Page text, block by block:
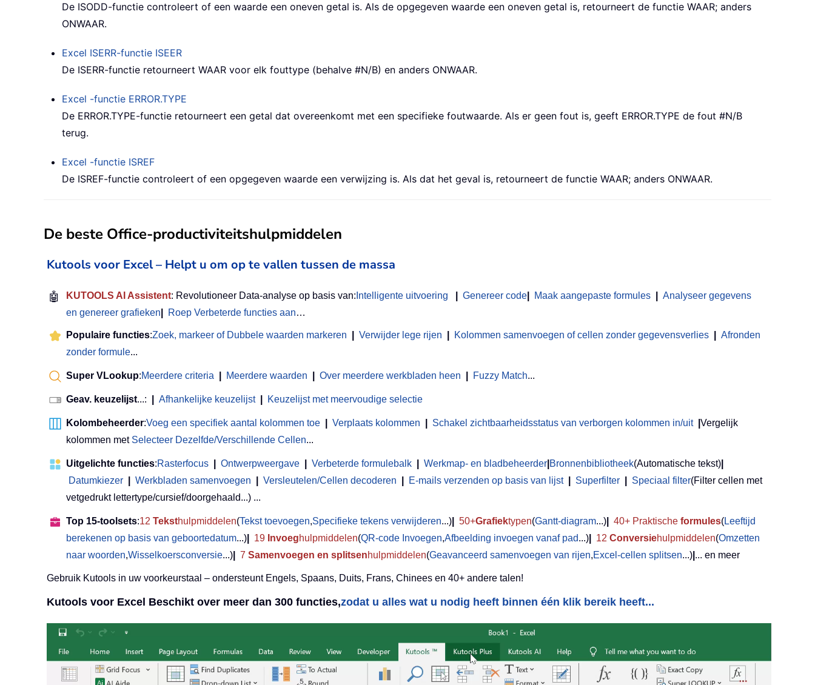
De ISODD-functie controleert of een waarde een oneven getal is. Als de opgegeven waarde een oneven getal is, retourneert de functie WAAR; anders
ONWAAR.
Excel ISERR-functie ISEER
De ISERR-functie retourneert WAAR voor elk fouttype (behalve #N/B) en anders ONWAAR.
Excel -functie ERROR.TYPE
De ERROR.TYPE-functie retourneert een getal dat overeenkomt met een specifieke foutwaarde. Als er geen fout is, geeft ERROR.TYPE de fout #N/B
terug.
Excel -functie ISREF
De ISREF-functie controleert of een opgegeven waarde een verwijzing is. Als dat het geval is, retourneert de functie WAAR; anders ONWAAR.
De beste Office-productiviteitshulpmiddelen
Kutools voor Excel – Helpt u om op te vallen tussen de massa
🤖 KUTOOLS AI Assistent: Revolutioneer Data-analyse op basis van: Intelligente uitvoering Genereer code Maak aangepaste formules
Analyseer gegevens
en genereer grafieken
Roep Verbeterde functies aan…
Populaire functies:Zoek, markeer of Dubbele waarden markeren Verwijder lege rijen Kolommen samenvoegen of cellen zonder gegevensverlies
Afronden
zonder formule...
Super VLookup:Meerdere criteria Meerdere waarden Over meerdere werkbladen heen Fuzzy Match...
Geav. keuzelijst...: Afhankelijke keuzelijst Keuzelijst met meervoudige selectie
Kolombeheerder:Voeg een specifiek aantal kolommen toe Verplaats kolommen Schakel zichtbaarheidsstatus van verborgen kolommen in/uit
Vergelijk
kolommen met Selecteer Dezelfde/Verschillende Cellen...
Uitgelichte functies:Rasterfocus Ontwerpweergave Verbeterde formulebalk Werkmap- en bladbeheerder Bronnenbibliotheek(Automatische tekst)
Datumkiezer
Werkbladen samenvoegen Versleutelen/Cellen decoderen E-mails verzenden op basis van lijst Superfilter Speciaal filter(Filter cellen met
vetgedrukt lettertype/cursief/doorgehaald...) ...
Top 15-toolsets:12 Teksthulpmiddelen(Tekst toevoegen,Specifieke tekens verwijderen...) 50+Grafiektypen(Gantt-diagram...) 40+ Praktische formules(Leeftijd
berekenen op basis van geboortedatum...) 19 Invoeghulpmiddelen(QR-code Invoegen,Afbeelding invoegen vanaf pad...) 12 Conversiehulpmiddelen(Omzetten
naar woorden,Wisselkoersconversie...) 7 Samenvoegen en splitsenhulpmiddelen(Geavanceerd samenvoegen van rijen,Excel-cellen splitsen...) ... en meer
Gebruik Kutools in uw voorkeurstaal – ondersteunt Engels, Spaans, Duits, Frans, Chinees en 40+ andere talen!
Kutools voor Excel Beschikt over meer dan 300 functies,zodat u alles wat u nodig heeft binnen één klik bereik heeft...